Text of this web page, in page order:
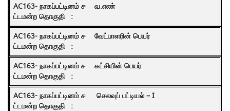
வ.எண்
வேட்பாளரின் பெயர்
கட்சியின் பெயர்
செலவுப் பட்டியல் – I